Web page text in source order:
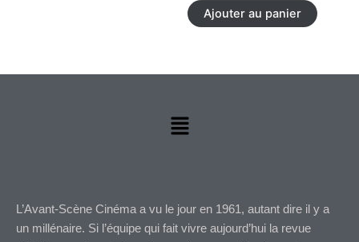
Ajouter au panier
Menu
L’Avant-Scène Cinéma a vu le jour en 1961, autant dire il y a
un millénaire. Si l’équipe qui fait vivre aujourd’hui la revue